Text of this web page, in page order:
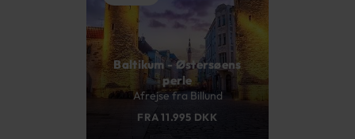
Baltikum - Østersøens
perle
Afrejse fra Billund
FRA 11.995 DKK